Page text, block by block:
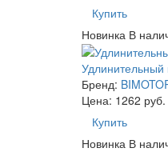
Купить
Новинка В
Удлинительный
Бренд:
Цена: 1262 руб.
Купить
Новинка В